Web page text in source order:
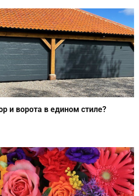
и ворота в едином стиле?